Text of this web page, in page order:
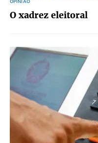
OPINIÃO
O xadrez eleitoral